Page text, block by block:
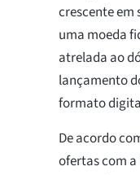
crescente
uma moeda
atrelada ao
lançamento
formato
De acordo
ofertas com